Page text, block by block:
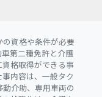
資格や条件が必要
第二種免許と介護
格取得ができる事
内容は、一般タク
介助、専用車両の